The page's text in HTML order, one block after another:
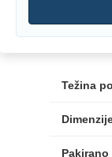
Težina
Pakirano